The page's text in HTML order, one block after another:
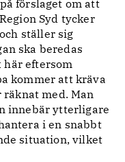
förslaget om att
Syd tycker
ställer sig
ska beredas
eftersom
kommer att kräva
med. Man
innebär ytterligare
i en snabbt
situation, vilket